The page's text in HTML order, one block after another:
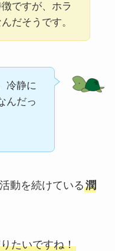
ですが、ホラ
だそうです。
冷静に
んだっ
動を続けている潤
たいですね！